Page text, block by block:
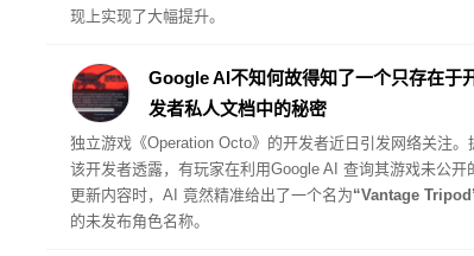
现上实现了大幅提升。
Google AI不知何故得知了一个只存在于
发者私人文档中的秘密
独立游戏《Operation Octo》的开发者近日引发网络关注。
该开发者透露，有玩家在利用Google AI 查询其游戏未公开
更新内容时，AI 竟然精准给出了一个名为“Vantage
的未发布角色名称。